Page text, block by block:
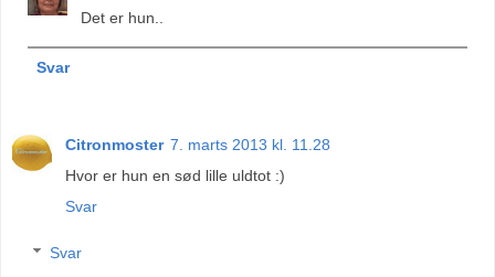
Det er hun..
Svar
Citronmoster 7. marts 2013 kl. 11.28
Hvor er hun en sød lille uldtot :)
Svar
Svar